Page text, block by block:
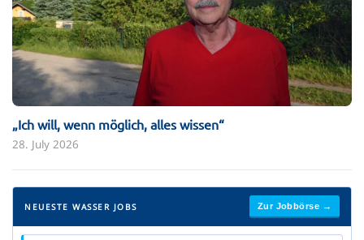
„Ich will, wenn ­möglich, alles wissen“
28. July 2026
NEUESTE WASSER JOBS Zur Jobbörse →